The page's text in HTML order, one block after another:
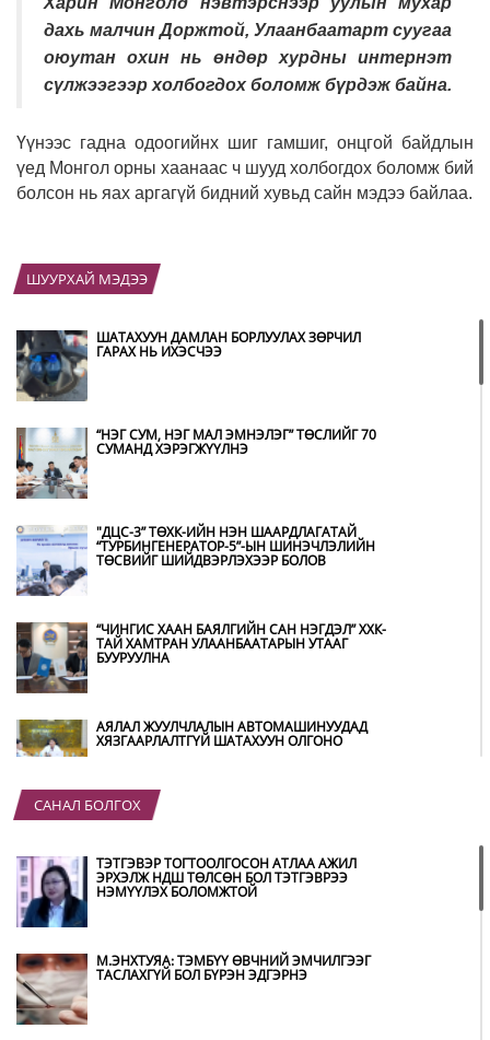
дахь малчин Доржтой, Улаанбаатарт суугаа
оюутан охин нь өндөр хурдны интернэт
сүлжээгээр холбогдох боломж бүрдэж байна.
Үүнээс гадна одоогийнх шиг гамшиг, онцгой байдлын
үед Монгол орны хаанаас ч шууд холбогдох боломж бий
болсон нь яах аргагүй бидний хувьд сайн мэдээ байлаа.
ШУУРХАЙ МЭДЭЭ
ШАТАХУУН ДАМЛАН БОРЛУУЛАХ ЗӨРЧИЛ
ГАРАХ НЬ ИХЭСЧЭЭ
“НЭГ СУМ, НЭГ МАЛ ЭМНЭЛЭГ” ТӨСЛИЙГ 70
СУМАНД ХЭРЭГЖҮҮЛНЭ
"ДЦС-3” ТӨХК-ИЙН НЭН ШААРДЛАГАТАЙ
“ТУРБИНГЕНЕРАТОР-5”-ЫН ШИНЭЧЛЭЛИЙН
ТӨСВИЙГ ШИЙДВЭРЛЭХЭЭР БОЛОВ
“ЧИНГИС ХААН БАЯЛГИЙН САН НЭГДЭЛ” ХХК-
ТАЙ ХАМТРАН УЛААНБААТАРЫН УТААГ
БУУРУУЛНА
АЯЛАЛ ЖУУЛЧЛАЛЫН АВТОМАШИНУУДАД
ХЯЗГААРЛАЛТГҮЙ ШАТАХУУН ОЛГОНО
“ХОТЫН ДАРГА СОНСОЖ БАЙНА” 150150
САНАЛ БОЛГОХ
ТЭТГЭВЭР ТОГТООЛГОСОН АТЛАА АЖИЛ
ЭРХЭЛЖ НДШ ТӨЛСӨН БОЛ ТЭТГЭВРЭЭ
НЭМҮҮЛЭХ БОЛОМЖТОЙ
М.ЭНХТУЯА: ТЭМБҮҮ ӨВЧНИЙ ЭМЧИЛГЭЭГ
ТАСЛАХГҮЙ БОЛ БҮРЭН ЭДГЭРНЭ